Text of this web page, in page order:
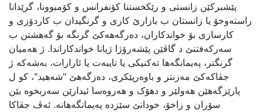
پێشبرکێن زانستی و رێکخستنا کۆنفرانس و کۆمبوونا، گرێدانا
راستەوخۆ یا زانستان ب بازارێ کاری و گرنگیدان ب کاردۆزی و
کارسازی بۆ خواندکاران، دەرگەهەکێ گرنگە بۆ گەهشتن ب
سەرکەفتنێ د گاڤێن پێشەرۆژا ژیانا خواندکاراندا. ژ هەمیان
گرنگتر، پەیمانگەها تەکنیکی یا تایبەت یا ئارارات، بەشەکە ژ
جڤاکەکێ مەزنتر و باوەرپێکری، دەزگەهێ "شەهید"، کو ل
پارێزگەهێن هەولێر و دهۆک و هەروەسا ئیدارێن سەربخوە یێن
سۆران و زاخۆ، خودانێ سێزدە پەیمانگەهانە. ئەڤ جڤاکا